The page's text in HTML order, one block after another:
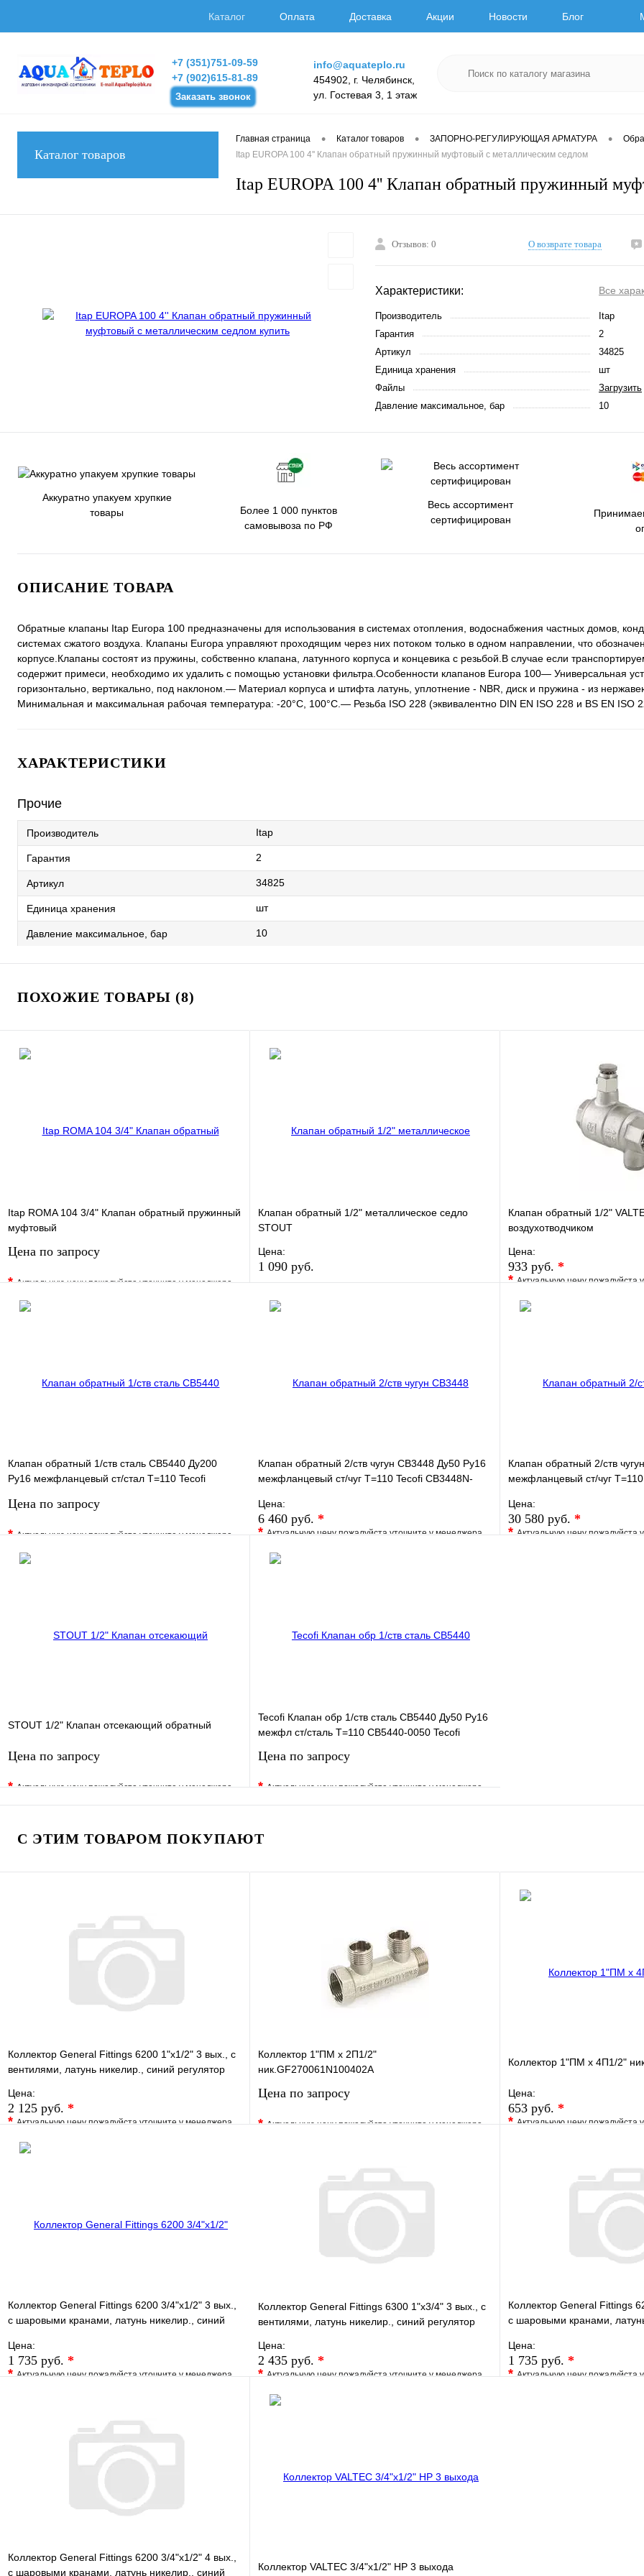
Каталог Оплата Доставка Акции Новости Блог
+7 (351)751-09-59
+7 (902)615-81-89
Заказать звонок
info@aquateplo.ru
454902, г. Челябинск,
ул. Гостевая 3, 1 этаж
Каталог товаров
Главная страница • Каталог товаров • ЗАПОРНО-РЕГУЛИРУЮЩАЯ АРМАТУРА •
Itap EUROPA 100 4'' Клапан обратный пружинный муфтовый с металлическим седлом
Itap EUROPA 100 4'' Клапан обратный пружинный
Отзывов: 0 О возврате товара
Характеристики: Все
Производитель
Itap
Гарантия
2
Артикул
34825
Единица хранения
шт
Файлы
Загрузить
Давление максимальное, бар
10
Аккуратно упакуем хрупкие
товары
Более 1 000 пунктов
самовывоза по РФ
Весь ассортимент
сертифицирован
ОПИСАНИЕ ТОВАРА
Обратные клапаны Itap Europa 100 предназначены для использования в системах отопления, водоснабжения частных домов,
системах сжатого воздуха. Клапаны Europa управляют проходящим через них потоком только в одном направлении, что
корпусе.Клапаны состоят из пружины, собственно клапана, латунного корпуса и концевика с резьбой.В случае если
содержит примеси, необходимо их удалить с помощью установки фильтра.Особенности клапанов Europa 100— Универсальная
горизонтально, вертикально, под наклоном.— Материал корпуса и штифта латунь, уплотнение - NBR, диск и пружина - из
Минимальная и максимальная рабочая температура: -20°C, 100°C.— Резьба ISO 228 (эквивалентно DIN EN ISO 228 и BS EN ISO
ХАРАКТЕРИСТИКИ
Прочие
Производитель Itap
Гарантия 2
Артикул 34825
Единица хранения шт
Давление максимальное, бар 10
ПОХОЖИЕ ТОВАРЫ (8)
Itap ROMA 104 3/4" Клапан обратный пружинный
муфтовый
Цена по запросу
*Актуальную цену пожалуйста уточните у менеджера
В избранное
Клапан обратный 1/2" металлическое седло
STOUT
Цена:
1 090 руб.
Купить в 1 клик
Клапан обратный 1/2"
воздухотводчиком
Цена:
933 руб. *
*Актуальную цену пожалуйста
В избранное
Клапан обратный 1/ств сталь CB5440 Ду200
Ру16 межфланцевый ст/стал T=110 Tecofi
Цена по запросу
*Актуальную цену пожалуйста уточните у менеджера
В избранное
Клапан обратный 2/ств чугун CB3448 Ду50 Ру16
межфланцевый ст/чуг T=110 Tecofi CB3448N-
Цена:
6 460 руб. *
*Актуальную цену пожалуйста уточните у менеджера
В избранное
Клапан обратный 2/ств
межфланцевый ст/чуг
Цена:
30 580 руб. *
*Актуальную цену пожалуйста
STOUT 1/2" Клапан отсекающий обратный
Цена по запросу
*Актуальную цену пожалуйста уточните у менеджера
В избранное Сравнение
Купить в 1 клик Под заказ
Запросить цену
Tecofi Клапан обр 1/ств сталь CB5440 Ду50 Ру16
межфл ст/сталь T=110 CB5440-0050 Tecofi
Цена по запросу
*Актуальную цену пожалуйста уточните у менеджера
В избранное Сравнение
Запросить цену
С ЭТИМ ТОВАРОМ ПОКУПАЮТ
Коллектор General Fittings 6200 1"х1/2" 3 вых., c
вентилями, латунь никелир., синий регулятор
Цена:
2 125 руб. *
*Актуальную цену пожалуйста уточните у менеджера
В избранное
Коллектор 1"ПМ х 2П1/2"
ник.GF270061N100402A
Цена по запросу
*Актуальную цену пожалуйста уточните у менеджера
Запросить цену
Коллектор 1"ПМ х 4П1/2"
Цена:
653 руб. *
*Актуальную цену пожалуйста
Коллектор General Fittings 6200 3/4"х1/2" 3 вых.,
c шаровыми кранами, латунь никелир., синий
Цена:
1 735 руб. *
*Актуальную цену пожалуйста уточните у менеджера
В корзину
Коллектор General Fittings 6300 1"х3/4" 3 вых., c
вентилями, латунь никелир., синий регулятор
Цена:
2 435 руб. *
*Актуальную цену пожалуйста уточните у менеджера
В избранное
Коллектор General Fittings
c шаровыми кранами,
Цена:
1 735 руб. *
*Актуальную цену пожалуйста
Коллектор General Fittings 6200 3/4"х1/2" 4 вых.,
c шаровыми кранами, латунь никелир., синий
Коллектор VALTEC 3/4"х1/2" НР 3 выхода